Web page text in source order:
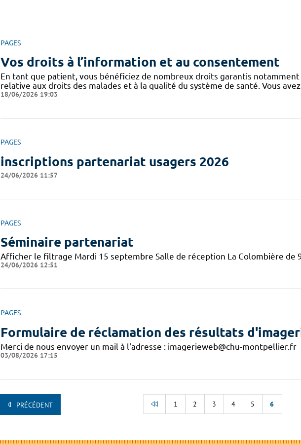
PAGES
Vos droits à l’information et au consentement
En tant que patient, vous bénéficiez de nombreux droits garantis notamment
relative aux droits des malades et à la qualité du système de santé. Vous
18/06/2026 19:03
PAGES
inscriptions partenariat usagers 2026
24/06/2026 11:57
PAGES
Séminaire partenariat
Afficher le filtrage Mardi 15 septembre Salle de réception La Colombière de
24/06/2026 12:51
PAGES
Formulaire de réclamation des résultats
Merci de nous envoyer un mail à l'adresse : imagerieweb@chu-montpellier.fr
03/08/2026 17:15
PRÉCÉDENT 1 2 3 4 5 6